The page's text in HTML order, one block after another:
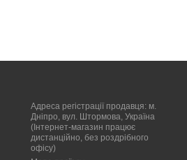
Адреса регістрації продавця: м.
Дніпро, вул. Штормова, Україна
(Інтернет-магазин працює
дистанційно, без роздрібного
офісу)